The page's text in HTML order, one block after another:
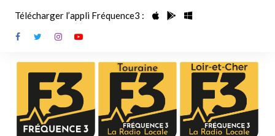
contenu
Télécharger l’appli Fréquence3 :